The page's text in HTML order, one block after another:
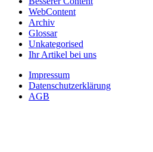
WebContent
Archiv
Glossar
Unkategorised
Ihr Artikel bei uns
Impressum
Datenschutzerklärung
AGB